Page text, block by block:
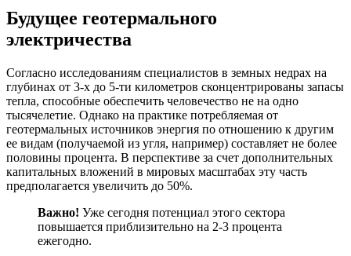
Будущее геотермального
электричества
Согласно исследованиям специалистов в земных недрах на
глубинах от 3-х до 5-ти километров сконцентрированы запасы
тепла, способные обеспечить человечество не на одно
тысячелетие. Однако на практике потребляемая от
геотермальных источников энергия по отношению к другим
ее видам (получаемой из угля, например) составляет не более
половины процента. В перспективе за счет дополнительных
капитальных вложений в мировых масштабах эту часть
предполагается увеличить до 50%.
Важно! Уже сегодня потенциал этого сектора
повышается приблизительно на 2-3 процента
ежегодно.